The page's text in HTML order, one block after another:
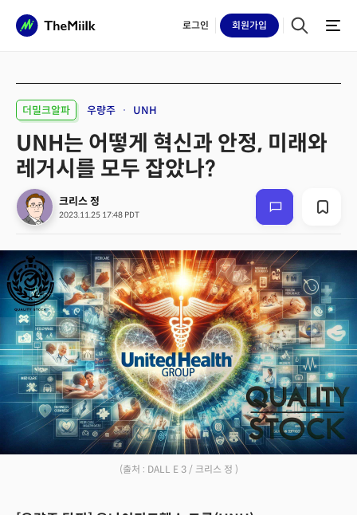
로그인 회원가입
더밀크알파 우량주 UNH
UNH는 어떻게 혁신과 안정, 미래와
레거시를 모두 잡았나?
크리스 정
2023.11.25 17:48 PDT
(출처 : DALL E 3 / 크리스 정 )